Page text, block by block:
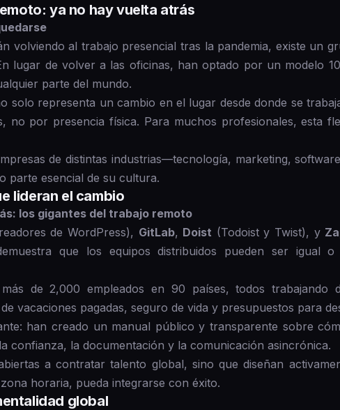
ya no hay vuelta atrás
volviendo al trabajo presencial tras la pandemia, existe un
lugar de volver a las oficinas, han optado por un modelo
parte del mundo.
solo representa un cambio en el lugar desde donde se
no por presencia física. Para muchos profesionales, esta
de distintas industrias—tecnología, marketing,
parte esencial de su cultura.
lideran el cambio
los gigantes del trabajo remoto
de WordPress), GitLab, Doist (Todoist y Twist), y
que los equipos distribuidos pueden ser igual
de 2,000 empleados en 90 países, todos trabajando
vacaciones pagadas, seguro de vida y presupuestos para
han creado un manual público y transparente sobre
confianza, la documentación y la comunicación asincrónica.
a contratar talento global, sino que diseñan
horaria, pueda integrarse con éxito.
global